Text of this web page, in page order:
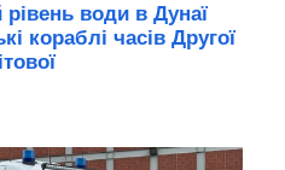
води в Дунаї
кораблі часів Другої